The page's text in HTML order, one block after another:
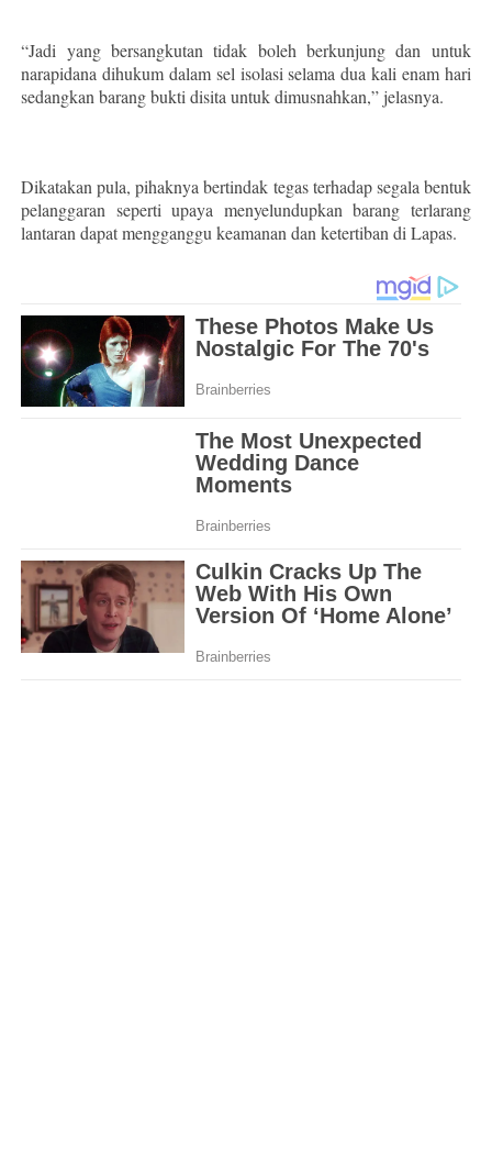
“Jadi yang bersangkutan tidak boleh berkunjung dan untuk
narapidana dihukum dalam sel isolasi selama dua kali enam hari
sedangkan barang bukti disita untuk dimusnahkan,” jelasnya.
Dikatakan pula, pihaknya bertindak tegas terhadap segala bentuk
pelanggaran seperti upaya menyelundupkan barang terlarang
lantaran dapat mengganggu keamanan dan ketertiban di Lapas.